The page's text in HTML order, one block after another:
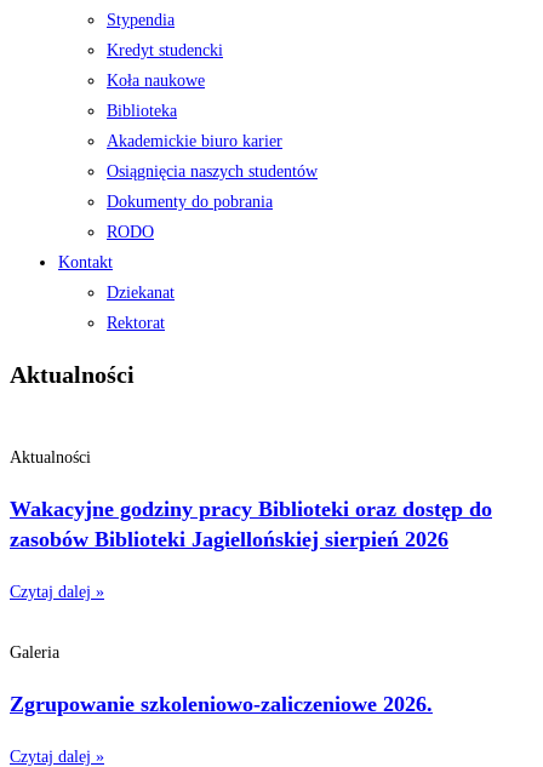
Stypendia
Kredyt studencki
Koła naukowe
Biblioteka
Akademickie biuro karier
Osiągnięcia naszych studentów
Dokumenty do pobrania
RODO
Kontakt
Dziekanat
Rektorat
Aktualności
Aktualności
Wakacyjne godziny pracy Biblioteki oraz dostęp do
zasobów Biblioteki Jagiellońskiej sierpień 2026
Czytaj dalej »
Galeria
Zgrupowanie szkoleniowo-zaliczeniowe 2026.
Czytaj dalej »